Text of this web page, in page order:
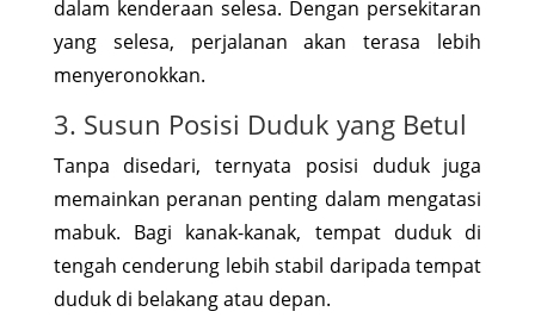
dalam kenderaan selesa. Dengan persekitaran
yang selesa, perjalanan akan terasa lebih
menyeronokkan.
3. Susun Posisi Duduk yang Betul
Tanpa disedari, ternyata posisi duduk juga
memainkan peranan penting dalam mengatasi
mabuk. Bagi kanak-kanak, tempat duduk di
tengah cenderung lebih stabil daripada tempat
duduk di belakang atau depan.